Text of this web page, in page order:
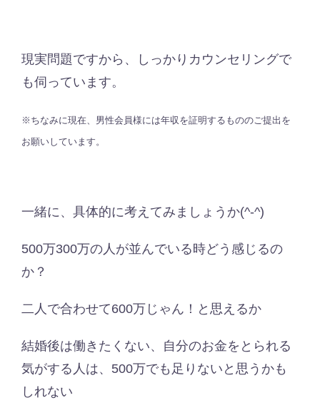
現実問題ですから、しっかりカウンセリングで
も伺っています。
※ちなみに現在、男性会員様には年収を証明するもののご提出を
お願いしています。
一緒に、具体的に考えてみましょうか(^-^)
500万300万の人が並んでいる時どう感じるの
か？
二人で合わせて600万じゃん！と思えるか
結婚後は働きたくない、自分のお金をとられる
気がする人は、500万でも足りないと思うかも
しれない